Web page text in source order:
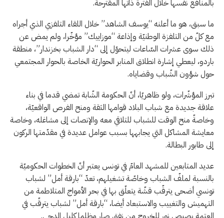
بالمنافع نفسها خلال الفترة ذاتها المقترحة.
ما سبق، هو ما أعلنه “يوسف الشاهد” خلال اللقاء التلفزي الذي أجراه
مع كلّ من التلفزة الوطنيّة وإذاعة “موزاييك” مؤخّرا، ولم يمض عن
ذلك سوى عشرات السّاعات ليتحوّل إلى “دار الشباب بخزندار”، منطقة
باردو، ليعطي إشارة انطلاق المنابر الحواريّة الخاصة بالحوار المجتمعي
حول شؤون الشّباب وقضاياه.
تبرز المؤشّرات، ولو ظاهريّا، أنّ الحكومة الشّابة تمضي قدما في بناء
علاقة جديدة مع شباب البلاد قوامها الثقة ومنح الفرص الواقعيّة،
وخاصةّ منح الوقت للشباب للتلاقي معه والإنصات إلى مشاغله، وخاصة
معايشة المشاكل التي يجابهها بسبب عوامل عديدة في مقدّمتها الركون
إلى طابور البطالة.
عديد المتابعين للمشهد العامّ في تونس يعتبر أنّ الخطوات الحكوميّة
بالنسبة لملفّ الشباب وخاصّة تشغيلهم، تعدّ “بارقة أمل” لشباب
تونسي أضحى يترقّب قشّة يتعلّق بها في بحر الأمواج المتلاطمة من
التهميش والتغييب والاستبعاد أيضا، “بارقة أمل” لشباب يترقّب في